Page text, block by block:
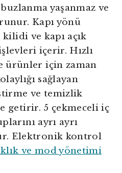
yaşanmaz ve
Kapı yönü
ve kapı açık
içerir. Hızlı
ürünler için zaman
sağlayan
ve temizlik
getirir. 5 çekmeceli iç
ayrı ayrı
Elektronik kontrol
ve mod yönetimi